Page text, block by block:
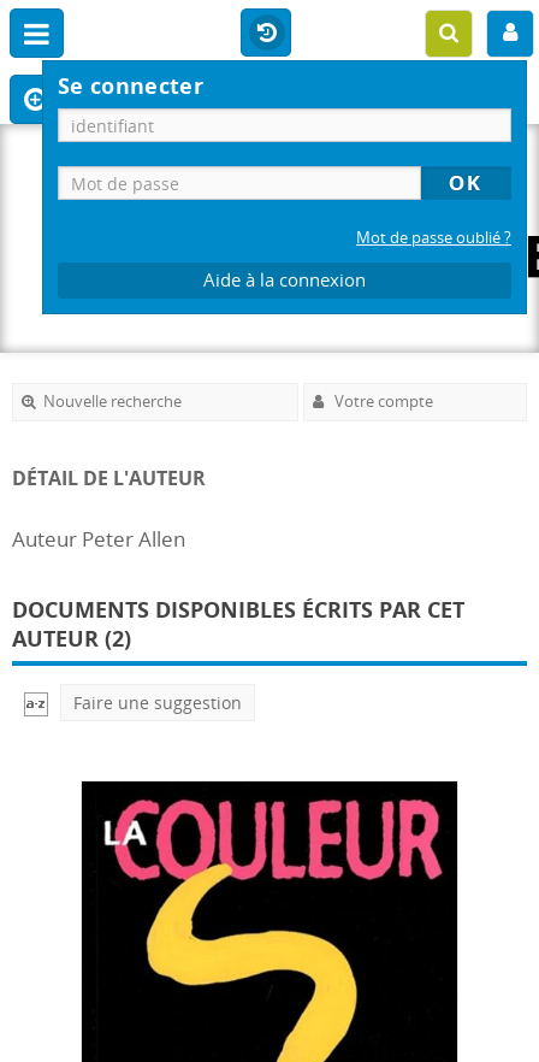
Se connecter
Mot de passe oublié ?
Aide à la connexion
Nouvelle recherche Votre compte
DÉTAIL DE L'AUTEUR
Auteur Peter Allen
DOCUMENTS DISPONIBLES ÉCRITS PAR CET
AUTEUR (2)
Faire une suggestion